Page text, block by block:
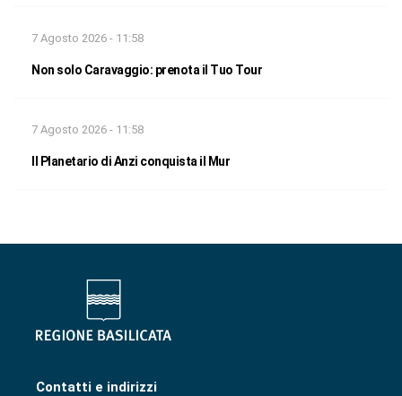
7 Agosto 2026 - 11:58
Non solo Caravaggio: prenota il Tuo Tour
7 Agosto 2026 - 11:58
Il Planetario di Anzi conquista il Mur
Contatti e indirizzi